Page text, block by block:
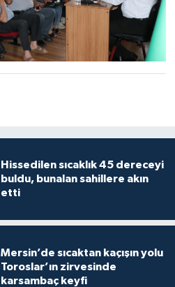
Hissedilen sıcaklık 45 dereceyi
buldu, bunalan sahillere akın
etti
Mersin’de sıcaktan kaçışın yolu
Toroslar’ın zirvesinde
karsambaç keyfi